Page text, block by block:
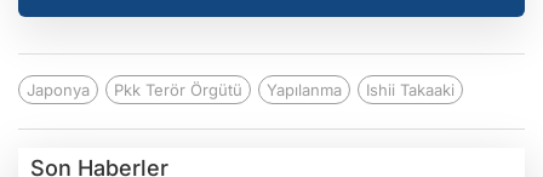
Japonya Pkk Terör Örgütü Yapılanma Ishii Takaaki
Son Haberler